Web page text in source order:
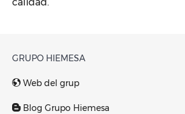
GRUPO HIEMESA
Web del grup
Blog Grupo Hiemesa